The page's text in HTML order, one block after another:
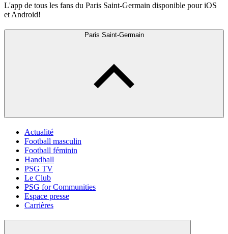
L'app de tous les fans du Paris Saint-Germain disponible pour iOS
et Android!
Paris Saint-Germain
Actualité
Football masculin
Football féminin
Handball
PSG TV
Le Club
PSG for Communities
Espace presse
Carrières